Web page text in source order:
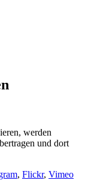
werden
und dort
, Flickr, Vimeo